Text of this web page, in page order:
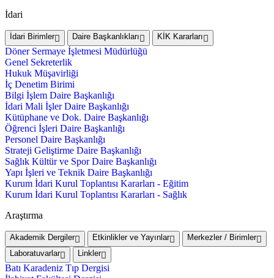
İdari
İdari Birimler Daire Başkanlıkları KİK Kararları
Döner Sermaye İşletmesi Müdürlüğü
Genel Sekreterlik
Hukuk Müşavirliği
İç Denetim Birimi
Bilgi İşlem Daire Başkanlığı
İdari Mali İşler Daire Başkanlığı
Kütüphane ve Dok. Daire Başkanlığı
Öğrenci İşleri Daire Başkanlığı
Personel Daire Başkanlığı
Strateji Geliştirme Daire Başkanlığı
Sağlık Kültür ve Spor Daire Başkanlığı
Yapı İşleri ve Teknik Daire Başkanlığı
Kurum İdari Kurul Toplantısı Kararları - Eğitim
Kurum İdari Kurul Toplantısı Kararları - Sağlık
Araştırma
Akademik Dergiler Etkinlikler ve Yayınlar
Merkezler / Birimler
Laboratuvarlar
Linkler
Batı Karadeniz Tıp Dergisi